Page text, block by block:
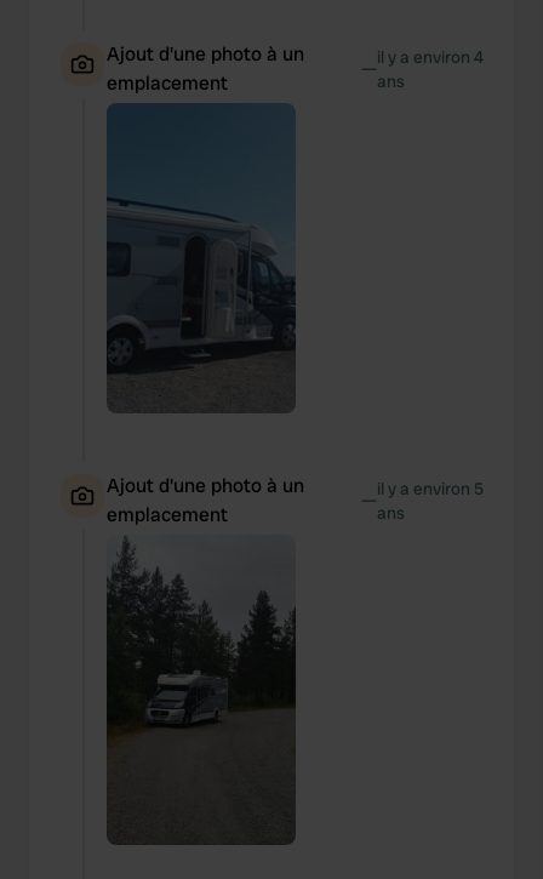
Ajout d'une photo à un
emplacement
—il y a environ 4
ans
Ajout d'une photo à un
emplacement
—il y a environ 5
ans